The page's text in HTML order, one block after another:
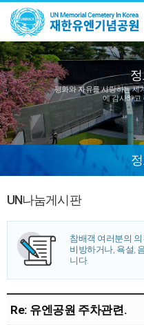
평화와 자유를 사랑하는 세
에 감사하고
UN나눔게시판
참배객 여러분의
비방하거나, 욕설,
니다.
Re: 유엔공원 주차관련.